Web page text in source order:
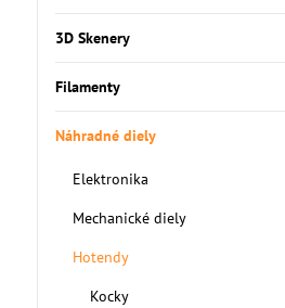
3D Skenery
Filamenty
Náhradné diely
Elektronika
Mechanické diely
Hotendy
Kocky